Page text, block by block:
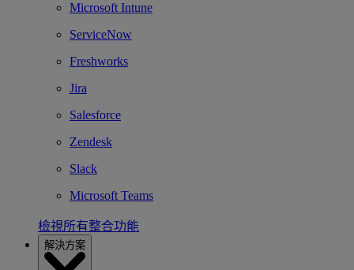
Microsoft Intune
ServiceNow
Freshworks
Jira
Salesforce
Zendesk
Slack
Microsoft Teams
檢視所有整合功能
解決方案